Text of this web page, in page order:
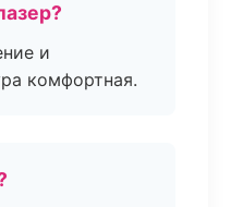
и
комфортная.